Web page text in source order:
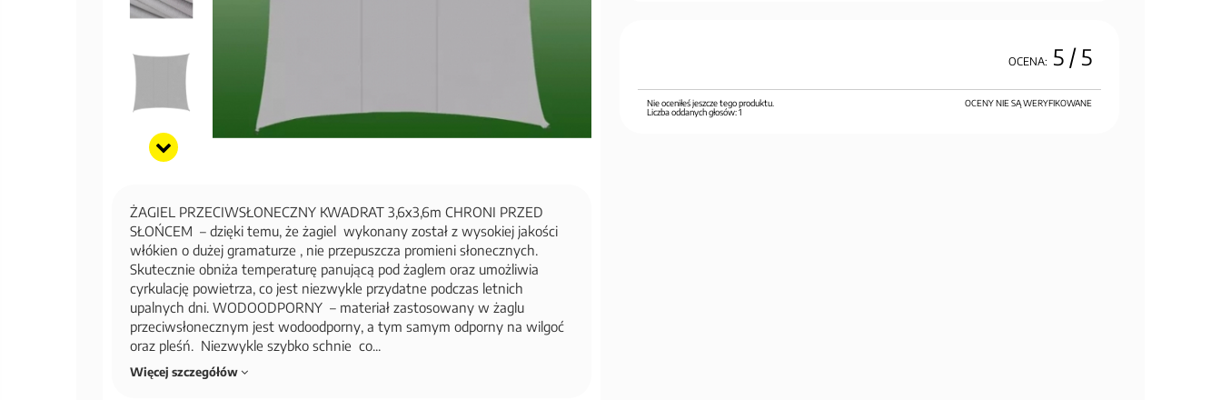
ŻAGIEL PRZECIWSŁONECZNY KWADRAT 3,6x3,6m CHRONI PRZED
SŁOŃCEM – dzięki temu, że żagiel wykonany został z wysokiej jakości
włókien o dużej gramaturze , nie przepuszcza promieni słonecznych.
Skutecznie obniża temperaturę panującą pod żaglem oraz umożliwia
cyrkulację powietrza, co jest niezwykle przydatne podczas letnich
upalnych dni. WODOODPORNY – materiał zastosowany w żaglu
przeciwsłonecznym jest wodoodporny, a tym samym odporny na wilgoć
oraz pleśń. Niezwykle szybko schnie co...
Więcej szczegółów
OCENA: 5/ 5
OCENY NIE SĄ WERYFIKOWANE
Nie oceniłeś jeszcze tego produktu.
Liczba oddanych głosów:1